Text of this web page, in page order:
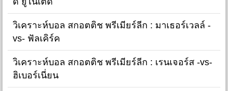
วิเคราะห์บอล สกอตติช พรีเมียร์ลีก : มาเธอร์เวลล์ -
vs- ฟัลเคิร์ค
วิเคราะห์บอล สกอตติช พรีเมียร์ลีก : เรนเจอร์ส -vs-
ฮิเบอร์เนี่ยน